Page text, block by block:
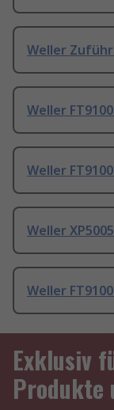
Weller
Weller
Weller
Weller
Weller
Exklusiv
Produkte